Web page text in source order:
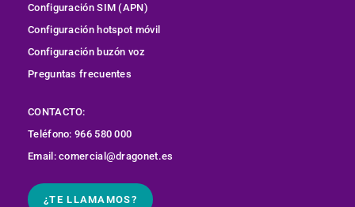
Configuración SIM (APN)
Configuración hotspot móvil
Configuración buzón voz
Preguntas frecuentes
CONTACTO:
Teléfono: 966 580 000
Email: comercial@dragonet.es
¿TE LLAMAMOS?